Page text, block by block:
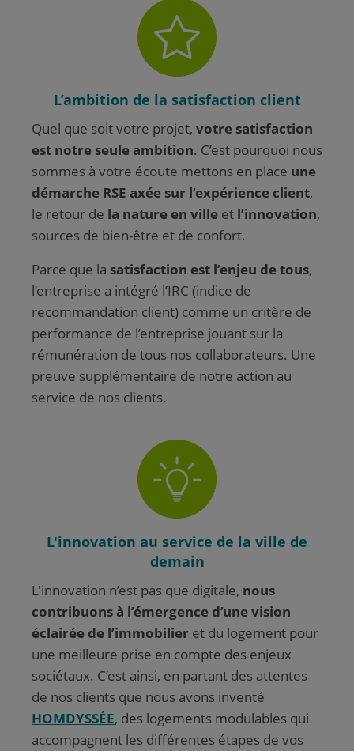
L’ambition de la satisfaction client
Quel que soit votre projet, votre satisfaction
est notre seule ambition. C’est pourquoi nous
sommes à votre écoute mettons en place une
démarche RSE axée sur l’expérience client,
le retour de la nature en ville et l’innovation,
sources de bien-être et de confort.
Parce que la satisfaction est l’enjeu de tous,
l’entreprise a intégré l’IRC (indice de
recommandation client) comme un critère de
performance de l’entreprise jouant sur la
rémunération de tous nos collaborateurs. Une
preuve supplémentaire de notre action au
service de nos clients.
L'innovation au service de la ville de
demain
L'innovation n’est pas que digitale, nous
contribuons à l’émergence d’une vision
éclairée de l’immobilier et du logement pour
une meilleure prise en compte des enjeux
sociétaux. C’est ainsi, en partant des attentes
de nos clients que nous avons inventé
HOMDYSSÉE, des logements modulables qui
accompagnent les différentes étapes de vos